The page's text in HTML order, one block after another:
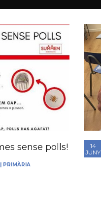
sense polls!
PRIMÀRIA
14
JUNY